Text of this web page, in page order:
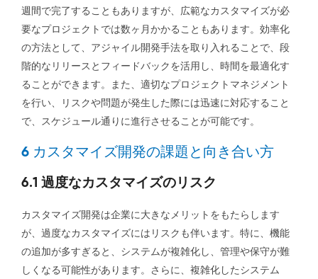
週間で完了することもありますが、広範なカスタマイズが必
要なプロジェクトでは数ヶ月かかることもあります。効率化
の方法として、アジャイル開発手法を取り入れることで、段
階的なリリースとフィードバックを活用し、時間を最適化す
ることができます。また、適切なプロジェクトマネジメント
を行い、リスクや問題が発生した際には迅速に対応すること
で、スケジュール通りに進行させることが可能です。
6 カスタマイズ開発の課題と向き合い方
6.1 過度なカスタマイズのリスク
カスタマイズ開発は企業に大きなメリットをもたらします
が、過度なカスタマイズにはリスクも伴います。特に、機能
の追加が多すぎると、システムが複雑化し、管理や保守が難
しくなる可能性があります。さらに、複雑化したシステム